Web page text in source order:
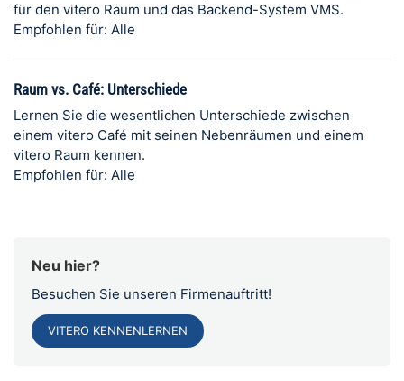
für den vitero Raum und das Backend-System VMS.
Empfohlen für: Alle
Raum vs. Café: Unterschiede
Lernen Sie die wesentlichen Unterschiede zwischen
einem vitero Café mit seinen Nebenräumen und einem
vitero Raum kennen.
Empfohlen für: Alle
Neu hier?
Besuchen Sie unseren Firmenauftritt!
VITERO KENNENLERNEN